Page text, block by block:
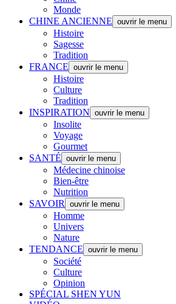
Monde
CHINE ANCIENNE ouvrir le menu
Histoire
Sagesse
Tradition
FRANCE ouvrir le menu
Histoire
Culture
Tradition
INSPIRATION ouvrir le menu
Insolite
Voyage
Gourmet
SANTÉ ouvrir le menu
Médecine chinoise
Bien-être
Nutrition
SAVOIR
ouvrir le menu
Homme
Univers
Nature
TENDANCE ouvrir le menu
Société
Culture
Opinion
SPÉCIAL SHEN YUN